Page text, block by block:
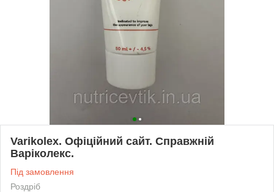
Varikolex. Офіційний сайт. Справжній
Варіколекс.
Під замовлення
Роздріб